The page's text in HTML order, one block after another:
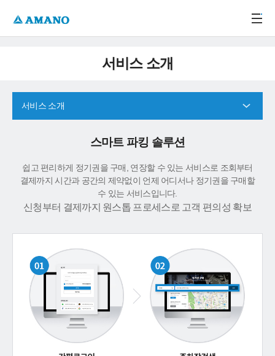
서비스 소개
서비스 소개
스마트 파킹 솔루션
쉽고 편리하게 정기권을 구매, 연장할 수 있는 서비스로 조회부터
결제까지 시간과 공간의 제약없이 언제 어디서나 정기권을 구매할
수 있는 서비스입니다.
신청부터 결제까지 원스톱 프로세스로 고객 편의성 확보